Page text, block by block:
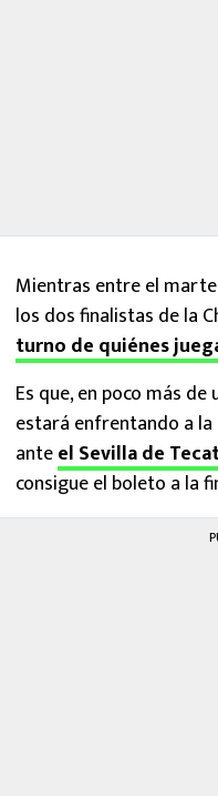
Mientras entre el
los dos finalistas de la
turno de quiénes
Es que, en poco más de
estará enfrentando a la
anteel Sevilla de
consigue el boleto a la